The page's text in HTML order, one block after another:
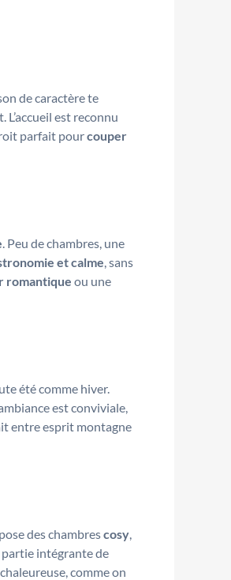
de caractère te
est reconnu
parfait pourcouper
. Peu de chambres, une
et calme, sans
romantique ou une
été comme hiver.
est conviviale,
entre esprit montagne
des chambrescosy,
partie intégrante de
comme on